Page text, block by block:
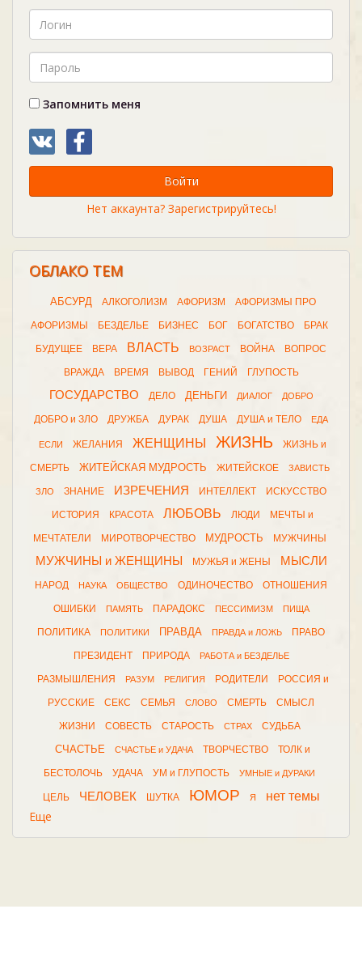
Запомнить меня
Войти
Нет аккаунта? Зарегистрируйтесь!
ОБЛАКО ТЕМ
АБСУРД АЛКОГОЛИЗМ АФОРИЗМ АФОРИЗМЫ ПРО
АФОРИЗМЫ БЕЗДЕЛЬЕ БИЗНЕС БОГ БОГАТСТВО БРАК
БУДУЩЕЕ ВЕРА ВЛАСТЬ ВОЗРАСТ ВОЙНА ВОПРОС
ВРАЖДА ВРЕМЯ ВЫВОД ГЕНИЙ ГЛУПОСТЬ
ГОСУДАРСТВО ДЕЛО ДЕНЬГИ ДИАЛОГ ДОБРО
ДОБРО и ЗЛО ДРУЖБА ДУРАК ДУША ДУША и ТЕЛО ЕДА
ЕСЛИ ЖЕЛАНИЯ ЖЕНЩИНЫ ЖИЗНЬ ЖИЗНЬ и
СМЕРТЬ ЖИТЕЙСКАЯ МУДРОСТЬ ЖИТЕЙСКОЕ ЗАВИСТЬ
ЗЛО ЗНАНИЕ ИЗРЕЧЕНИЯ ИНТЕЛЛЕКТ ИСКУССТВО
ИСТОРИЯ КРАСОТА ЛЮБОВЬ ЛЮДИ МЕЧТЫ и
МЕЧТАТЕЛИ МИРОТВОРЧЕСТВО МУДРОСТЬ МУЖЧИНЫ
МУЖЧИНЫ и ЖЕНЩИНЫ МУЖЬЯ и ЖЕНЫ МЫСЛИ
НАРОД НАУКА ОБЩЕСТВО ОДИНОЧЕСТВО ОТНОШЕНИЯ
ОШИБКИ ПАМЯТЬ ПАРАДОКС ПЕССИМИЗМ ПИЩА
ПОЛИТИКА ПОЛИТИКИ ПРАВДА ПРАВДА и ЛОЖЬ ПРАВО
ПРЕЗИДЕНТ ПРИРОДА РАБОТА и БЕЗДЕЛЬЕ
РАЗМЫШЛЕНИЯ РАЗУМ РЕЛИГИЯ РОДИТЕЛИ РОССИЯ и
РУССКИЕ СЕКС СЕМЬЯ СЛОВО СМЕРТЬ СМЫСЛ
ЖИЗНИ СОВЕСТЬ СТАРОСТЬ СТРАХ СУДЬБА
СЧАСТЬЕ СЧАСТЬЕ и УДАЧА ТВОРЧЕСТВО ТОЛК и
БЕСТОЛОЧЬ УДАЧА УМ и ГЛУПОСТЬ УМНЫЕ и ДУРАКИ
ЦЕЛЬ ЧЕЛОВЕК ШУТКА ЮМОР Я нет темы
Еще